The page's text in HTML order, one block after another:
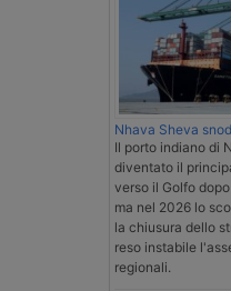
Nhava Sheva
Il porto indiano di
diventato il
verso il Golfo
ma nel 2026 lo
la chiusura dello
reso instabile
regionali.